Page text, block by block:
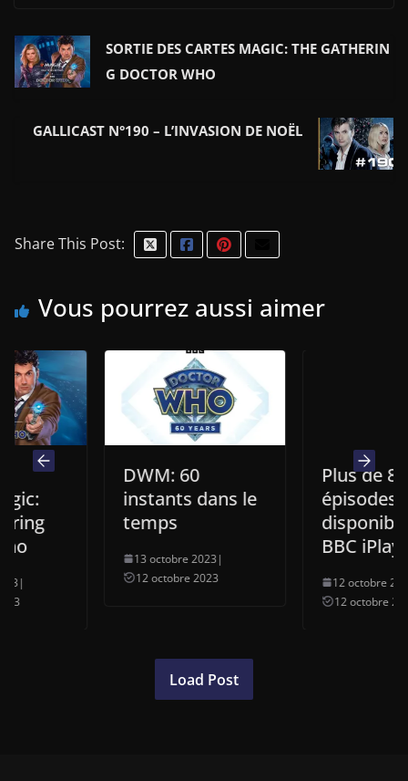
SORTIE DES CARTES MAGIC: THE GATHERIN
G DOCTOR WHO
GALLICAST N°190 – L’INVASION DE NOËL
Share This Post:
Vous pourrez aussi aimer
DWM: 60
instants dans le
temps
13 octobre 2023|
12 octobre 2023
Plus de 800
épisodes
disponible sur
BBC iPlayer
12 octobre 2023|
12 octobre 2023
Load Post